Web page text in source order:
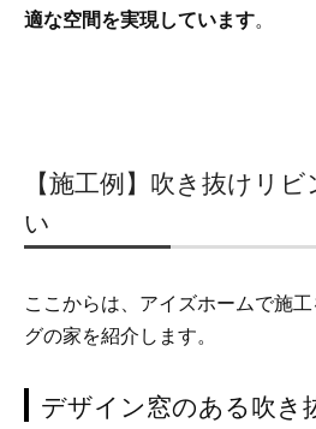
適な空間を実現しています。
【施工例】吹き抜けリ
い
ここからは、アイズホームで施
グの家を紹介します。
デザイン窓のある吹き